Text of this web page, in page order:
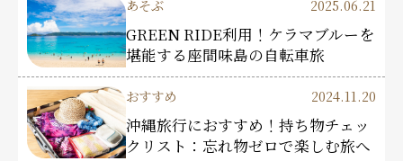
あそぶ 2025.06.21
GREEN RIDE利用！ケラマブルーを
堪能する座間味島の自転車旅
おすすめ 2024.11.20
沖縄旅行におすすめ！持ち物チェッ
クリスト：忘れ物ゼロで楽しむ旅へ